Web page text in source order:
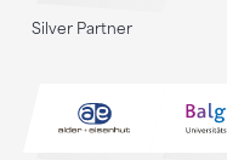
Silver Partner